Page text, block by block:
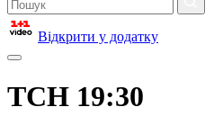
Відкрити у додатку
ТСН 19:30